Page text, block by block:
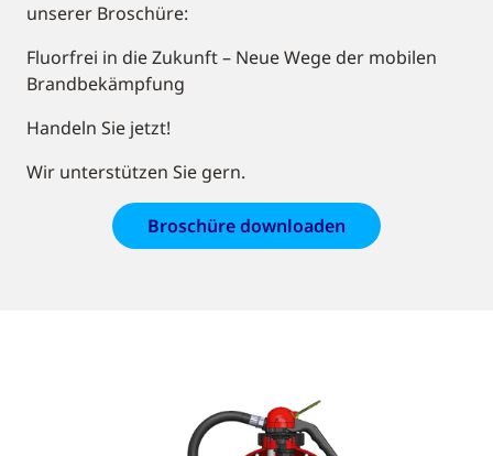
unserer Broschüre:
Fluorfrei in die Zukunft – Neue Wege der mobilen
Brandbekämpfung
Handeln Sie jetzt!
Wir unterstützen Sie gern.
Broschüre downloaden